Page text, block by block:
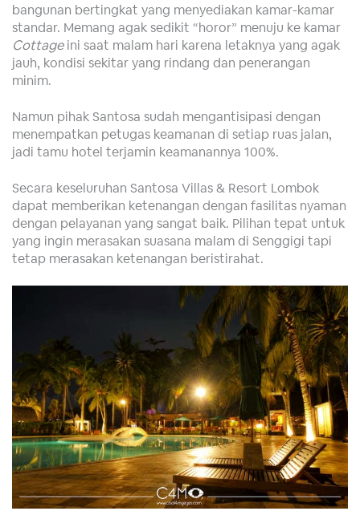
bangunan bertingkat yang menyediakan kamar-kamar
standar. Memang agak sedikit “horor” menuju ke kamar
Cottageini saat malam hari karena letaknya yang agak
jauh, kondisi sekitar yang rindang dan penerangan
minim.
Namun pihak Santosa sudah mengantisipasi dengan
menempatkan petugas keamanan di setiap ruas jalan,
jadi tamu hotel terjamin keamanannya 100%.
Secara keseluruhan Santosa Villas & Resort Lombok
dapat memberikan ketenangan dengan fasilitas nyaman
dengan pelayanan yang sangat baik. Pilihan tepat untuk
yang ingin merasakan suasana malam di Senggigi tapi
tetap merasakan ketenangan beristirahat.